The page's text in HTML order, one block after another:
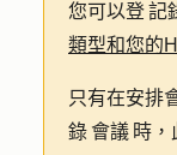
您可以登 記
類型和您的
只有在安排
錄 會議 時，